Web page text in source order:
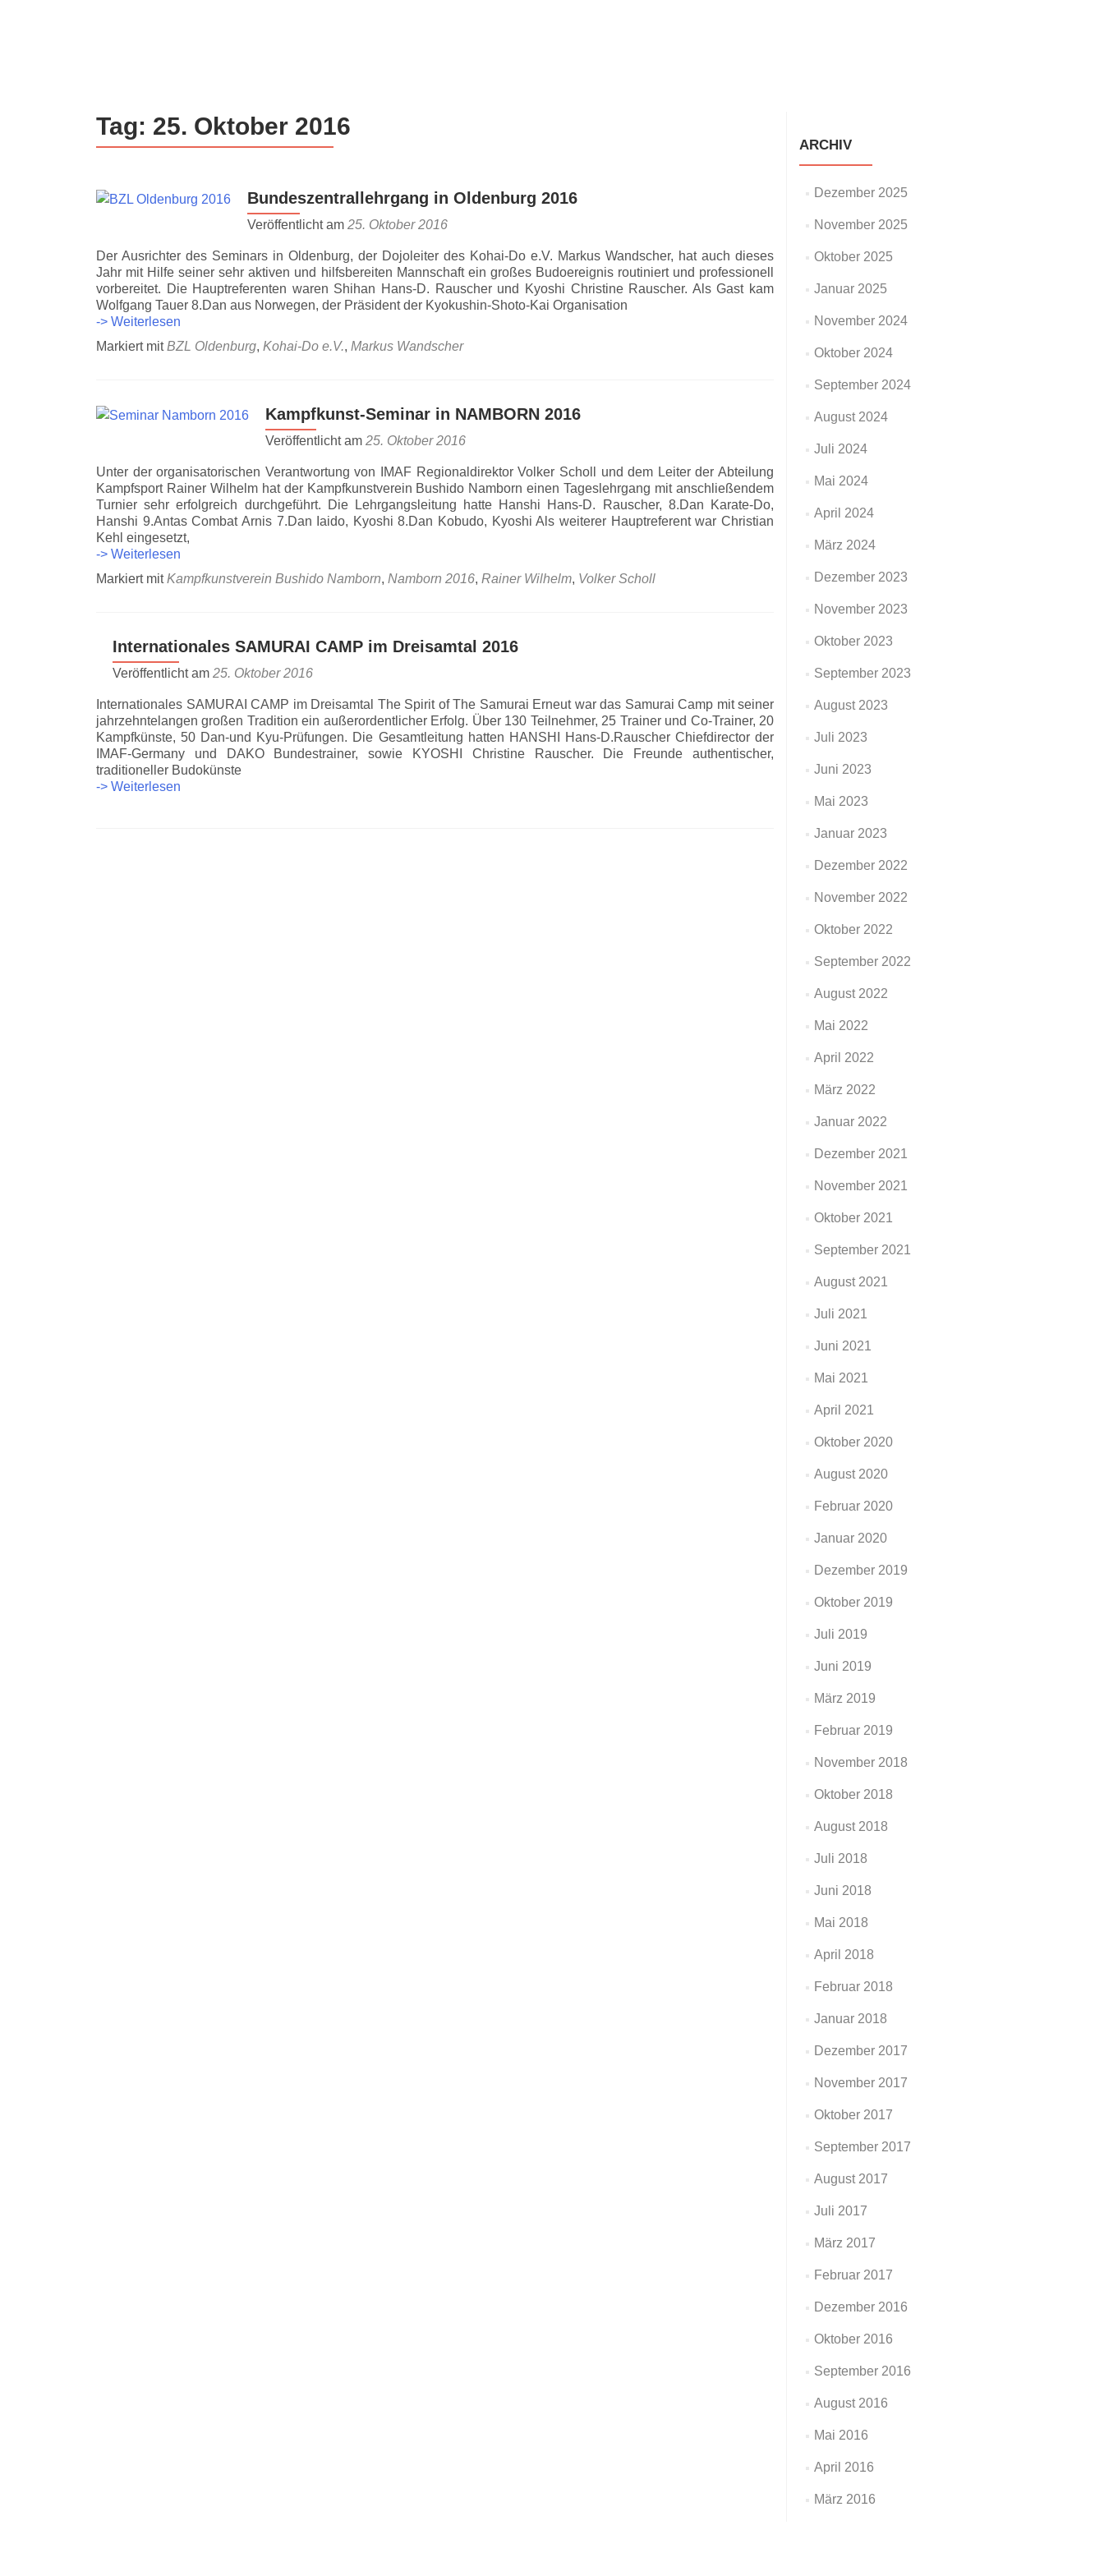
Tag: 25. Oktober 2016
Bundeszentrallehrgang in Oldenburg 2016
Veröffentlicht am 25. Oktober 2016
Der Ausrichter des Seminars in Oldenburg, der Dojoleiter des Kohai-Do e.V. Markus Wandscher, hat auch dieses
Jahr mit Hilfe seiner sehr aktiven und hilfsbereiten Mannschaft ein großes Budoereignis routiniert und professionell
vorbereitet. Die Hauptreferenten waren Shihan Hans-D. Rauscher und Kyoshi Christine Rauscher. Als Gast kam
Wolfgang Tauer 8.Dan aus Norwegen, der Präsident der Kyokushin-Shoto-Kai Organisation
-> Weiterlesen
Oldenburg
Markiert mitBZL Oldenburg, Kohai-Do e.V., Markus Wandscher
Kampfkunst-Seminar in NAMBORN 2016
Veröffentlicht am 25. Oktober 2016
Unter der organisatorischen Verantwortung von IMAF Regionaldirektor Volker Scholl und dem Leiter der Abteilung
Kampfsport Rainer Wilhelm hat der Kampfkunstverein Bushido Namborn einen Tageslehrgang mit anschließendem
Turnier sehr erfolgreich durchgeführt. Die Lehrgangsleitung hatte Hanshi Hans-D. Rauscher, 8.Dan Karate-Do,
Hanshi 9.Antas Combat Arnis 7.Dan Iaido, Kyoshi 8.Dan Kobudo, Kyoshi Als weiterer Hauptreferent war Christian
Kehl eingesetzt,
-> Weiterlesen
in
Markiert mitKampfkunstverein Bushido Namborn, Namborn 2016, Rainer Wilhelm, Volker Scholl
Internationales SAMURAI CAMP im Dreisamtal 2016
Veröffentlicht am 25. Oktober 2016
Internationales SAMURAI CAMP im Dreisamtal The Spirit of The Samurai Erneut war das Samurai Camp mit seiner
jahrzehntelangen großen Tradition ein außerordentlicher Erfolg. Über 130 Teilnehmer, 25 Trainer und Co-Trainer, 20
Kampfkünste, 50 Dan-und Kyu-Prüfungen. Die Gesamtleitung hatten HANSHI Hans-D.Rauscher Chiefdirector der
IMAF-Germany und DAKO Bundestrainer, sowie KYOSHI Christine Rauscher. Die Freunde authentischer,
traditioneller Budokünste
-> Weiterlesen
ARCHIV
Dezember 2025
November 2025
Oktober 2025
Januar 2025
November 2024
Oktober 2024
September 2024
August 2024
Juli 2024
Mai 2024
April 2024
März 2024
Dezember 2023
November 2023
Oktober 2023
September 2023
August 2023
Juli 2023
Juni 2023
Mai 2023
Januar 2023
Dezember 2022
November 2022
Oktober 2022
September 2022
August 2022
Mai 2022
April 2022
März 2022
Januar 2022
Dezember 2021
November 2021
Oktober 2021
September 2021
August 2021
Juli 2021
Juni 2021
Mai 2021
April 2021
Oktober 2020
August 2020
Februar 2020
Januar 2020
Dezember 2019
Oktober 2019
Juli 2019
Juni 2019
März 2019
Februar 2019
November 2018
Oktober 2018
August 2018
Juli 2018
Juni 2018
Mai 2018
April 2018
Februar 2018
Januar 2018
Dezember 2017
November 2017
Oktober 2017
September 2017
August 2017
Juli 2017
März 2017
Februar 2017
Dezember 2016
Oktober 2016
September 2016
August 2016
Mai 2016
April 2016
März 2016